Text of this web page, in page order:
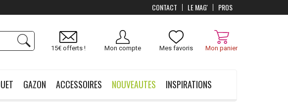
Mon panier
Mes favoris
Mon compte
15€ offerts !
GAZON ACCESSOIRES NOUVEAUTES INSPIRATIONS
PROS
LE MAG'
CONTACT
OFFERTSdès 100 €